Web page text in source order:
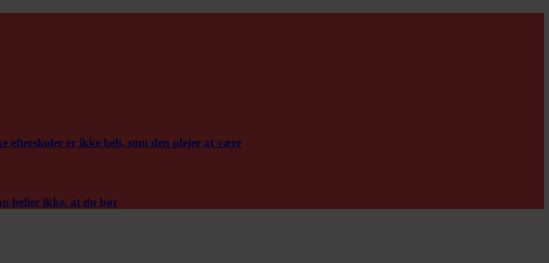
efterskoler er ikke helt, som den plejer at være
heller ikke, at du bør